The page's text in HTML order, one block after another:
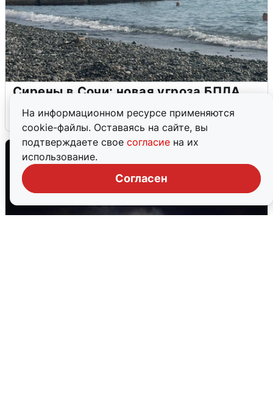
На информационном ресурсе применяются
cookie-файлы. Оставаясь на сайте, вы
подтверждаете свое согласие на их
использование.
Согласен
Сирены в Сочи: новая угроза БПЛА
6 августа 0